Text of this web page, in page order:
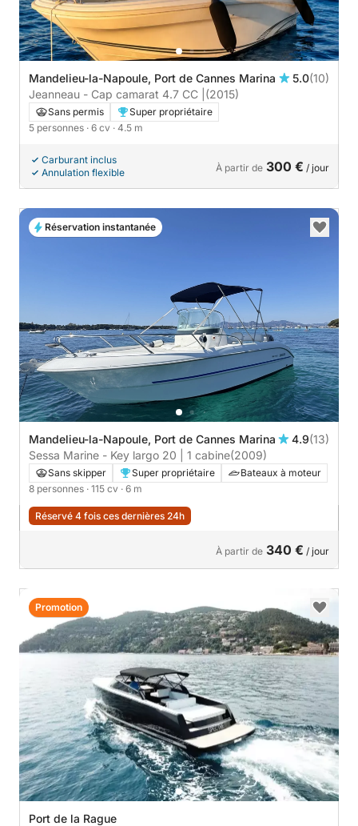
Mandelieu-la-Napoule, Port de Cannes Marina 5.0(10)
Jeanneau - Cap camarat 4.7 CC | (2015)
Sans permis
Super propriétaire
5 personnes · 6 cv · 4.5 m
Carburant inclus
Annulation flexible
À partir de 300 € / jour
Mandelieu-la-Napoule, Port de Cannes Marina 4.9(13)
Sessa Marine - Key largo 20 | 1 cabine(2009)
Sans skipper Super propriétaire
Bateaux à moteur
8 personnes · 115 cv · 6 m
Réservé 4 fois ces dernières 24h
À partir de 340 € / jour
Réservation instantanée
Port de la Rague
Promotion